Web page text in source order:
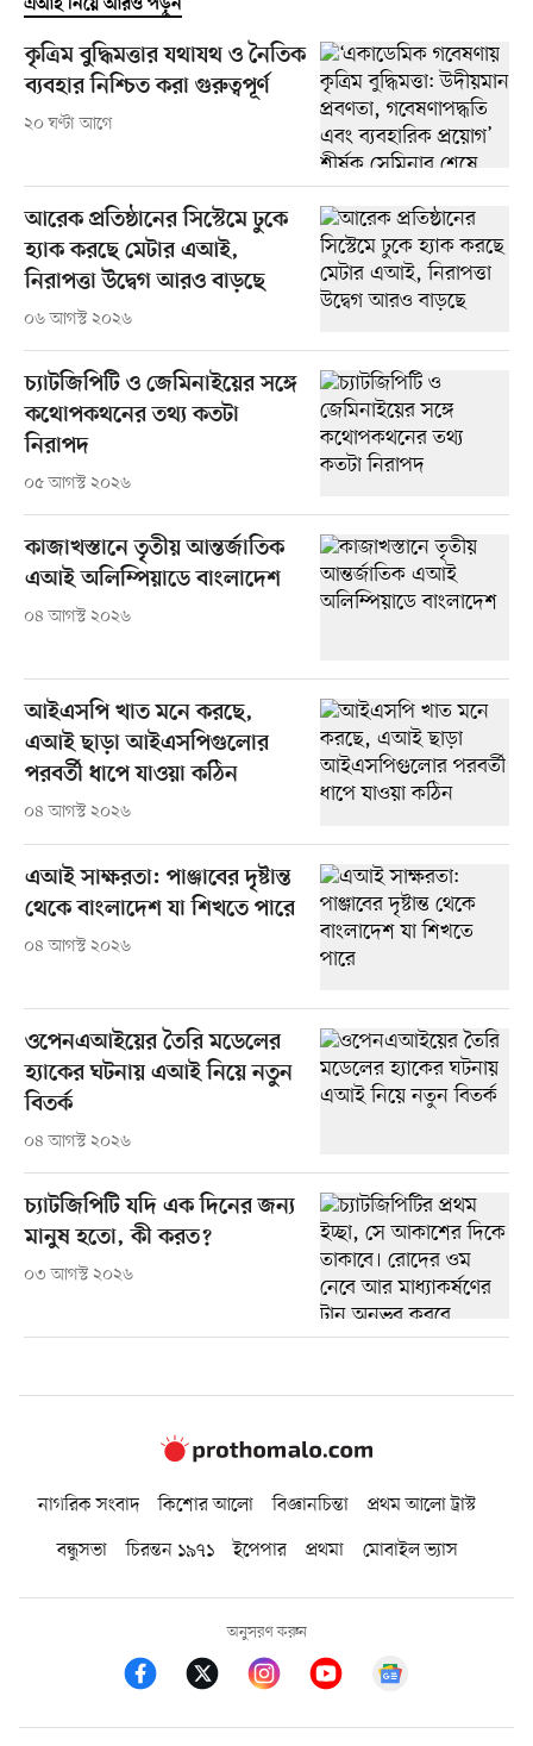
এআই নিয়ে আরও পড়ুন
কৃত্রিম বুদ্ধিমত্তার যথাযথ ও নৈতিক
ব্যবহার নিশ্চিত করা গুরুত্বপূর্ণ
২০ ঘণ্টা আগে
আরেক প্রতিষ্ঠানের সিস্টেমে ঢুকে
হ্যাক করছে মেটার এআই,
নিরাপত্তা উদ্বেগ আরও বাড়ছে
০৬ আগস্ট ২০২৬
চ্যাটজিপিটি ও জেমিনাইয়ের সঙ্গে
কথোপকথনের তথ্য কতটা
নিরাপদ
০৫ আগস্ট ২০২৬
কাজাখস্তানে তৃতীয় আন্তর্জাতিক
এআই অলিম্পিয়াডে বাংলাদেশ
০৪ আগস্ট ২০২৬
আইএসপি খাত মনে করছে,
এআই ছাড়া আইএসপিগুলোর
পরবর্তী ধাপে যাওয়া কঠিন
০৪ আগস্ট ২০২৬
এআই সাক্ষরতা: পাঞ্জাবের দৃষ্টান্ত
থেকে বাংলাদেশ যা শিখতে পারে
০৪ আগস্ট ২০২৬
ওপেনএআইয়ের তৈরি মডেলের
হ্যাকের ঘটনায় এআই নিয়ে নতুন
বিতর্ক
০৪ আগস্ট ২০২৬
চ্যাটজিপিটি যদি এক দিনের জন্য
মানুষ হতো, কী করত?
০৩ আগস্ট ২০২৬
নাগরিক সংবাদ কিশোর আলো বিজ্ঞানচিন্তা
প্রথম আলো ট্রাস্ট
বন্ধুসভা
চিরন্তন ১৯৭১ ইপেপার প্রথমা মোবাইল ভ্যাস
অনুসরণ করুন